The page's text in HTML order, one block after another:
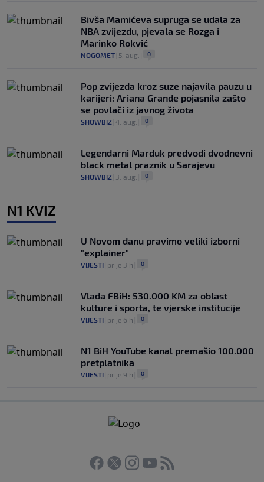
Bivša Mamićeva supruga se udala za
NBA zvijezdu, pjevala se Rozga i
Marinko Rokvić
NOGOMET 5. aug. 0
Pop zvijezda kroz suze najavila pauzu u
karijeri: Ariana Grande pojasnila zašto
se povlači iz javnog života
SHOWBIZ 4. aug. 0
Legendarni Marduk predvodi dvodnevni
black metal praznik u Sarajevu
SHOWBIZ 3. aug. 0
N1 KVIZ
U Novom danu pravimo veliki izborni
"explainer"
VIJESTI prije 3 h 0
Vlada FBiH: 530.000 KM za oblast
kulture i sporta, te vjerske institucije
VIJESTI prije 6 h 0
N1 BiH YouTube kanal premašio 100.000
pretplatnika
VIJESTI prije 9 h 0